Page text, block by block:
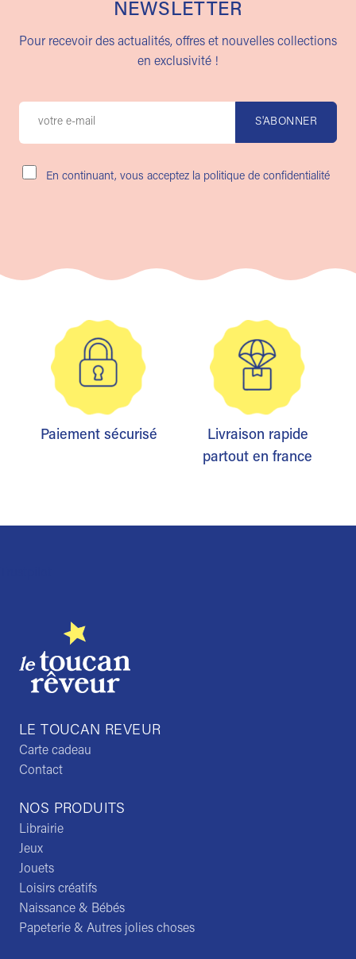
NEWSLETTER
Pour recevoir des actualités, offres et nouvelles collections
en exclusivité !
En continuant, vous acceptez la politique de confidentialité
Paiement sécurisé
Livraison rapide
partout en france
NOS PRODUITS
Librairie
Jeux
Jouets
Loisirs créatifs
Naissance & Bébés
Papeterie & Autres jolies choses
LE TOUCAN REVEUR
Carte cadeau
Contact